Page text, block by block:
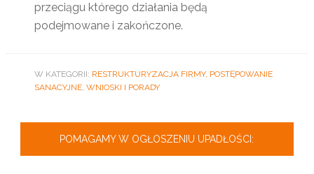
przeciągu którego działania będą
podejmowane i zakończone.
W KATEGORII: RESTRUKTURYZACJA FIRMY, POSTĘPOWANIE
SANACYJNE, WNIOSKI I PORADY
POMAGAMY W OGŁOSZENIU UPADŁOŚCI: